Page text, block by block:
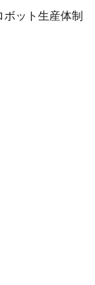
ット生産体制